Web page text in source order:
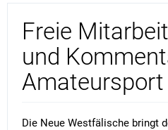
Freie
und
Die Neue Westfälische bringt